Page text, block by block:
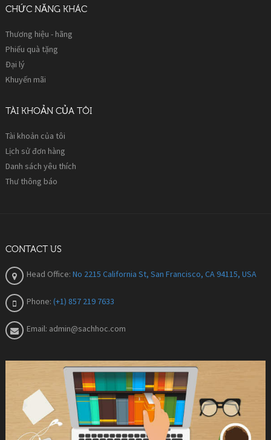
CHỨC NĂNG KHÁC
Thương hiệu - hãng
Phiếu quà tặng
Đại lý
Khuyến mãi
TÀI KHOẢN CỦA TÔI
Tài khoản của tôi
Lịch sử đơn hàng
Danh sách yêu thích
Thư thông báo
CONTACT US
Head Office: No 2215 California St, San Francisco, CA 94115, USA
Phone: (+1) 857 219 7633
Email: admin@sachhoc.com